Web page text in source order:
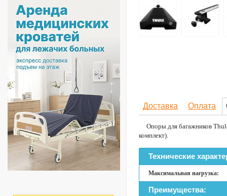
Доставка Оплата
Опоры для багажников
комплект).
Технические
Максимальная нагрузка:
Преимущества: